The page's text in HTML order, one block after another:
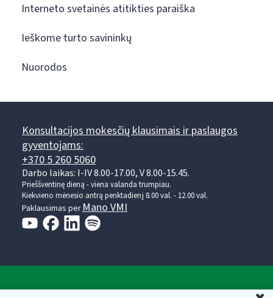
Interneto svetainės atitikties paraiška
Ieškome turto savininkų
Nuorodos
Konsultacijos mokesčių klausimais ir paslaugos
gyventojams:
+370 5 260 5060
Darbo laikas: I-IV 8.00-17.00, V 8.00-15.45.
Prieššventinę dieną - viena valanda trumpiau.
Kiekvieno mėnesio antrą penktadienį 8.00 val. - 12.00 val.
Paklausimas per Mano VMI